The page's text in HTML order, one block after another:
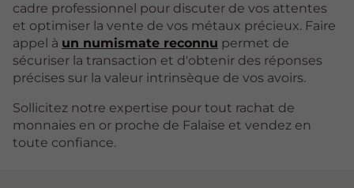
cadre professionnel pour discuter de vos attentes
et optimiser la vente de vos métaux précieux. Faire
appel à un numismate reconnu permet de
sécuriser la transaction et d'obtenir des réponses
précises sur la valeur intrinsèque de vos avoirs.
Sollicitez notre expertise pour tout rachat de
monnaies en or proche de Falaise et vendez en
toute confiance.